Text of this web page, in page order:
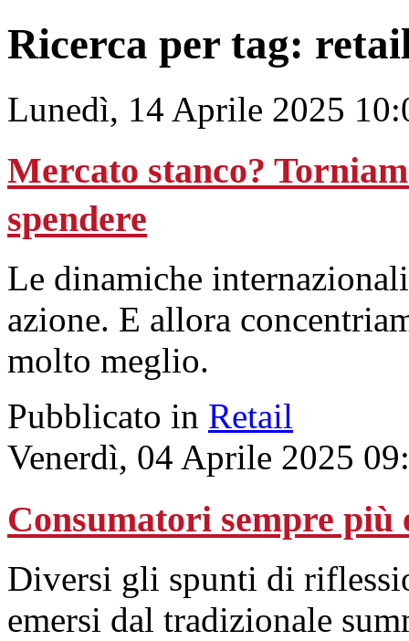
Ricerca per tag:
Lunedì, 14 Aprile 2025
Mercato stanco?
spendere
Le dinamiche
azione. E allora
molto meglio.
Pubblicato in Retail
Venerdì, 04 Aprile 2025
Consumatori sempre
Diversi gli spunti di
emersi dal tradizionale